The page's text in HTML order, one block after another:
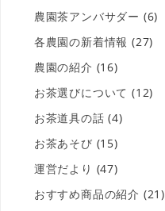
農園茶アンバサダー (6)
各農園の新着情報 (27)
農園の紹介 (16)
お茶選びについて (12)
お茶道具の話 (4)
お茶あそび (15)
運営だより (47)
おすすめ商品の紹介 (21)